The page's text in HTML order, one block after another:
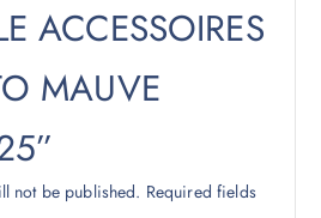
ACCESSOIRES
MAUVE
not be published. Required fields